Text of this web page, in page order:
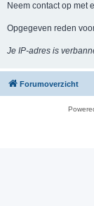
Neem contact op met
Opgegeven reden
Je IP-adres is
Forumoverzicht